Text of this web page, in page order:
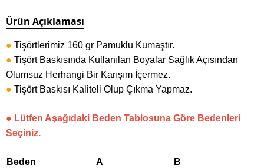
Ürün Açıklaması
● Tişörtlerimiz 160 gr Pamuklu Kumaştır.
● Tişört Baskısında Kullanılan Boyalar Sağlık Açısından
Olumsuz Herhangi Bir Karışım İçermez.
● Tişört Baskısı Kaliteli Olup Çıkma Yapmaz.
● Lütfen Aşağıdaki Beden Tablosuna Göre Bedenleri
Seçiniz.
Beden A
B